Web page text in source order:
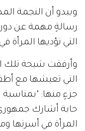
ويبدو أن النجمة
رسالةٍ مهمة عن دور
التي تؤديها المرأة
وأرفقت شيحة تلك
التي تعيشها مع
جزءٍ منها: "بمناسبة
حابة أشارك
المرأة في أسرتها